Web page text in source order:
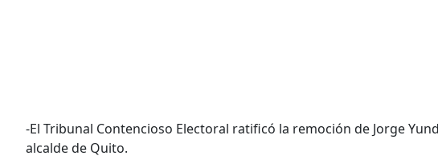
-El Tribunal Contencioso Electoral ratificó la remoción de Jorge
alcalde de Quito.